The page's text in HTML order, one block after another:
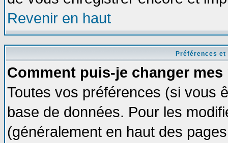
Revenir en haut
Préférences
Comment puis-je changer mes
Toutes vos préférences (si vous
base de données. Pour les
(généralement en haut des